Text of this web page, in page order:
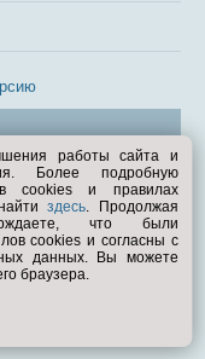
работы сайта и
Более подробную
cookies и правилах
здесь. Продолжая
что были
cookies и согласны с
данных. Вы можете
браузера.